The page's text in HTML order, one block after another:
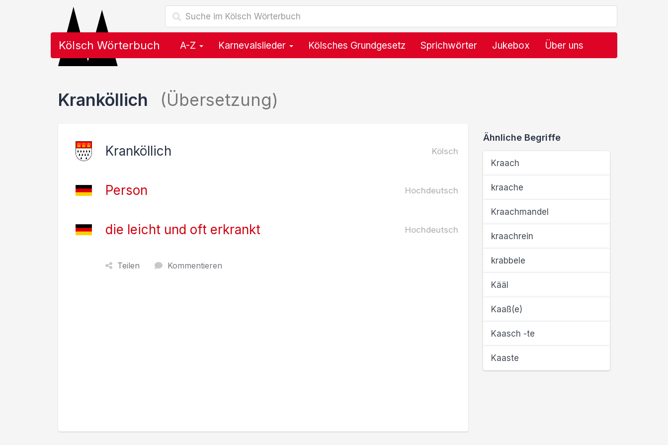
Kölsch Wörterbuch A-Z Karnevalslieder Kölsches Grundgesetz Sprichwörter Jukebox Über uns
Kranköllich (Übersetzung)
Kranköllich Kölsch
Person Hochdeutsch
die leicht und oft erkrankt Hochdeutsch
Teilen Kommentieren
Ähnliche Begriffe
Kraach
kraache
Kraachmandel
kraachrein
krabbele
Kääl
Kaaß(e)
Kaasch -te
Kaaste